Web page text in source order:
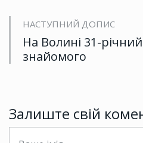
НАСТУПНИЙ ДОПИС
На Волині 31-
знайомого
Залиште свій